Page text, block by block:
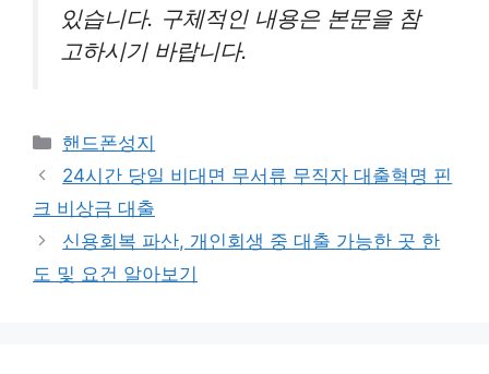
있습니다. 구체적인 내용은 본문을 참
고하시기 바랍니다.
카
테
리
핸드폰성지
24시간 당일 비대면 무서류 무직자 대출혁명 핀
크 비상금 대출
신용회복 파산, 개인회생 중 대출 가능한 곳 한
도 및 요건 알아보기